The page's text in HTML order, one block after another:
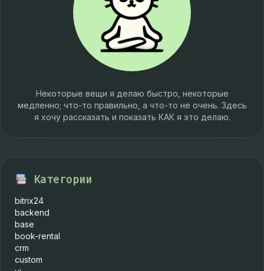
Некоторые вещи я делаю быстро, некоторые
медленно; что-то правильно, а что-то не очень. Здесь
я хочу рассказать и показать КАК я это делаю.
Категории
bitrix24
backend
base
book-rental
crm
custom